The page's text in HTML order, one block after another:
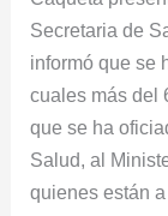
Secretaria de
informó que se
cuales más del
que se ha
Salud, al
quienes están
Covid-
19
por
parte
del
INS